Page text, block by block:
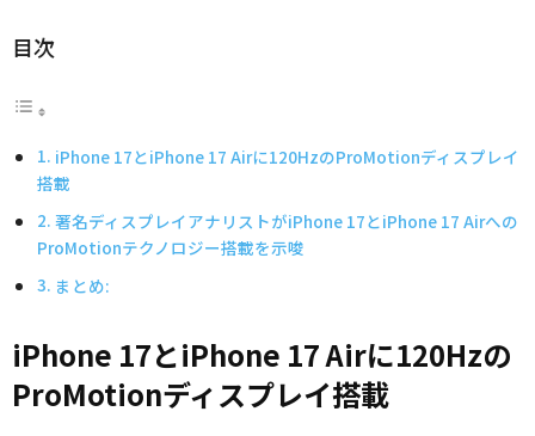
目次
iPhone 17とiPhone 17 Airに120HzのProMotionディスプレイ
搭載
著名ディスプレイアナリストがiPhone 17とiPhone 17 Airへの
ProMotionテクノロジー搭載を示唆
まとめ:
iPhone 17とiPhone 17 Airに120Hzの
ProMotionディスプレイ搭載